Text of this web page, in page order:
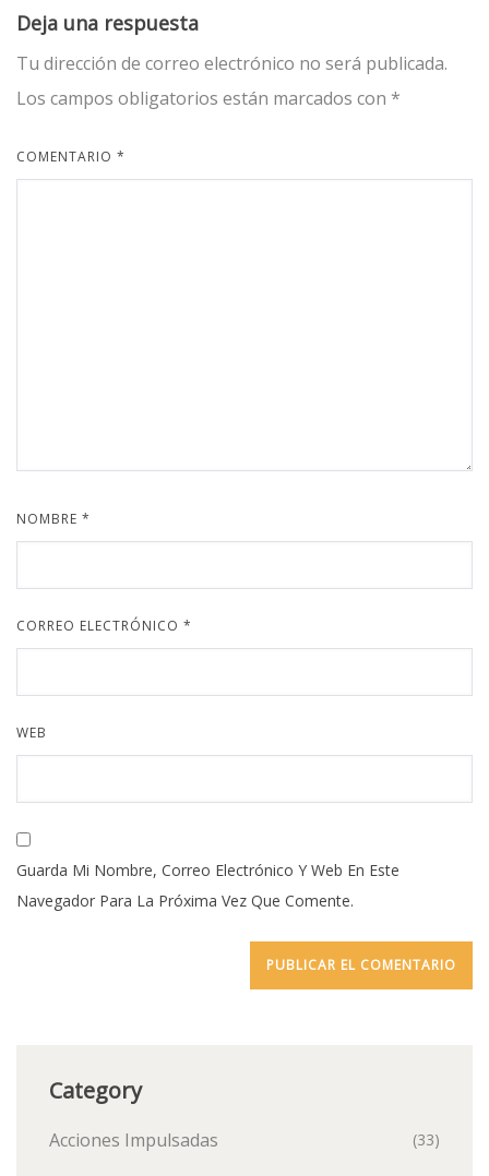
Deja una respuesta
Tu dirección de correo electrónico no será publicada.
Los campos obligatorios están marcados con *
COMENTARIO *
NOMBRE *
CORREO ELECTRÓNICO *
WEB
Guarda Mi Nombre, Correo Electrónico Y Web En Este
Navegador Para La Próxima Vez Que Comente.
Category
Acciones Impulsadas (33)